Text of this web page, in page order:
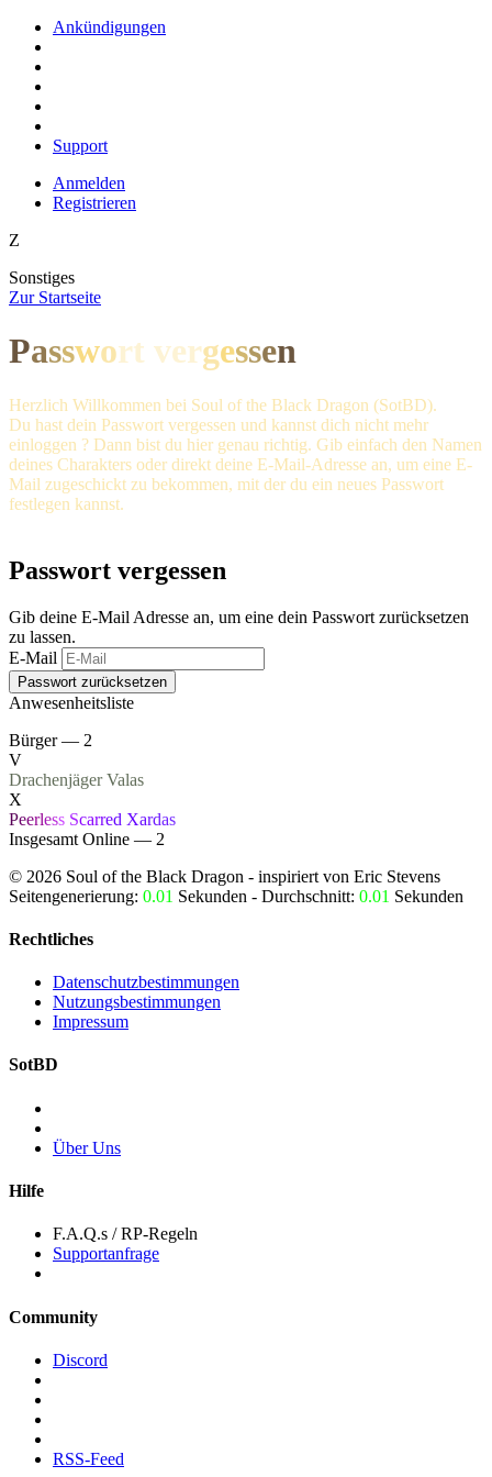
Ankündigungen
Support
Anmelden
Registrieren
Z
Sonstiges
Zur Startseite
Passwort vergessen
Herzlich Willkommen bei Soul of the Black Dragon (SotBD).
Du hast dein Passwort vergessen und kannst dich nicht mehr
einloggen ? Dann bist du hier genau richtig. Gib einfach den Namen
deines Charakters oder direkt deine E-Mail-Adresse an, um eine E-
Mail zugeschickt zu bekommen, mit der du ein neues Passwort
festlegen kannst.
Passwort vergessen
Gib deine E-Mail Adresse an, um eine dein Passwort zurücksetzen
zu lassen.
E-Mail
Anwesenheitsliste
Bürger — 2
V
Drachenjäger Valas
X
Peerless Scarred Xardas
Insgesamt Online — 2
© 2026 Soul of the Black Dragon - inspiriert von Eric Stevens
Seitengenerierung: 0.01 Sekunden - Durchschnitt: 0.01 Sekunden
Rechtliches
Datenschutzbestimmungen
Nutzungsbestimmungen
Impressum
SotBD
Über Uns
Hilfe
F.A.Q.s / RP-Regeln
Supportanfrage
Community
Discord
RSS-Feed